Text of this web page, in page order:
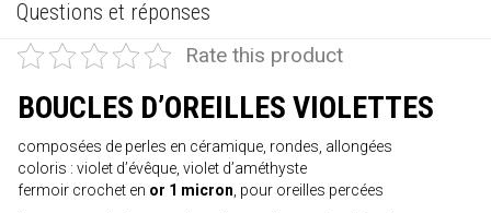
Questions et réponses
Rate this product
BOUCLES D’OREILLES VIOLETTES
composées de perles en céramique, rondes, allongées
coloris : violet d’évêque, violet d’améthyste
fermoir crochet en or 1 micron , pour oreilles percées